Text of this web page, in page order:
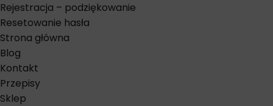
Rejestracja – podziękowanie
Resetowanie hasła
Strona główna
Blog
Kontakt
Przepisy
Sklep